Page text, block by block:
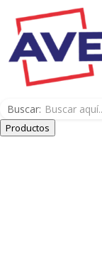
Buscar:
Productos